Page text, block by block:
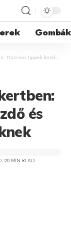
Gombák
kezdő és haladó kertészeknek
és
20 MIN READ